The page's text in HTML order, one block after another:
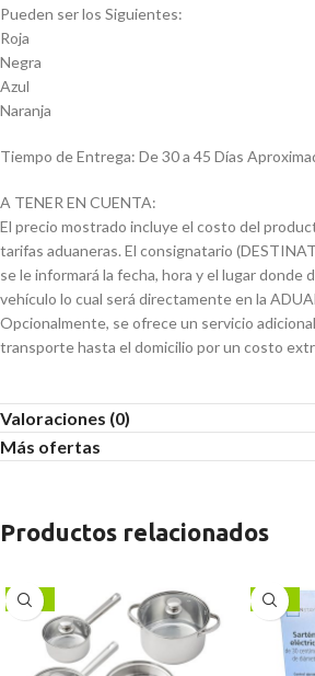
Pueden ser los Siguientes:
Roja
Negra
Azul
Naranja
Tiempo de Entrega: De 30 a 45 Días
A TENER EN CUENTA:
El precio mostrado incluye el costo del
tarifas aduaneras. El consignatario
se le informará la fecha, hora y el lugar donde
vehículo lo cual será directamente en la
Opcionalmente, se ofrece un servicio
transporte hasta el domicilio por un costo
Valoraciones (0)
Más ofertas
Productos relacionados
-13% -13%